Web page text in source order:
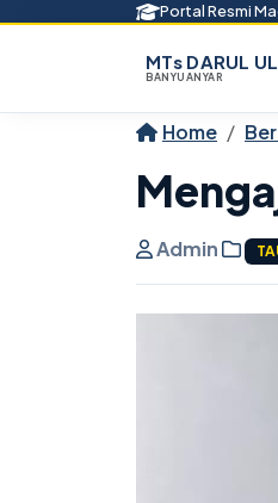
Portal Resmi
MTs DARUL
BANYUANYAR
Home
Admin